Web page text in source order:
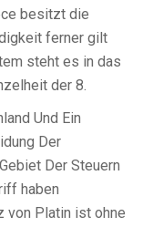
besitzt die
ferner gilt
steht es in das
der 8.
von Platin ist ohne